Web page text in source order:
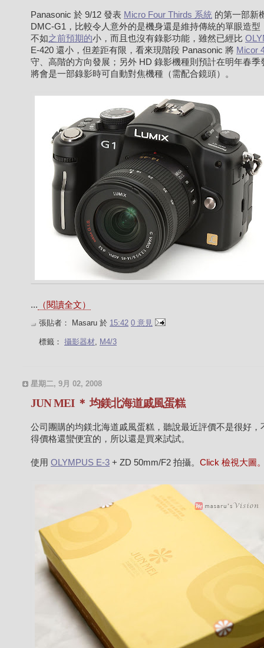
Panasonic 於 9/12 發表 Micro Four Thirds 系統 的第一部新
DMC-G1，比較令人意外的是機身還是維持傳統的單眼造型
不如之前預期的小，而且也沒有錄影功能，雖然已經比
E-420 還小，但差距有限，看來現階段 Panasonic 將 Micor
守、高階的方向發展；另外 HD 錄影機種則預計在明年春季
將會是一部錄影時可自動對焦機種（需配合鏡頭）。
... （閱讀全文）
張貼者： Masaru 於 15:42 0 意見
標籤： 攝影器材 M4/3
星期二, 9月 02, 2008
JUN MEI ＊ 均鎂北海道戚風蛋糕
公司團購的均鎂北海道戚風蛋糕，聽說最近評價不是很好，
得價格還蠻便宜的，所以還是買來試試。
使用 OLYMPUS E-3 + ZD 50mm/F2 拍攝。 Click 檢視大圖